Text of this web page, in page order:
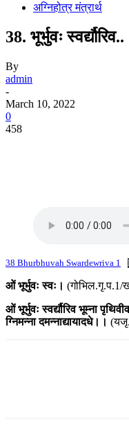
अग्निहोत्र मंत्रार्थ
38. भूर्भुवः
By
admin
-
March 10, 2022
0
458
38 Bhurbhuvah Swardewriva 1
ओं भूर्भुवः स्वः।
ओं भूर्भुवः स्वर्द्यौरिव भूम्ना
ग्निमन्ना दमन्नाद्यायादधे।।